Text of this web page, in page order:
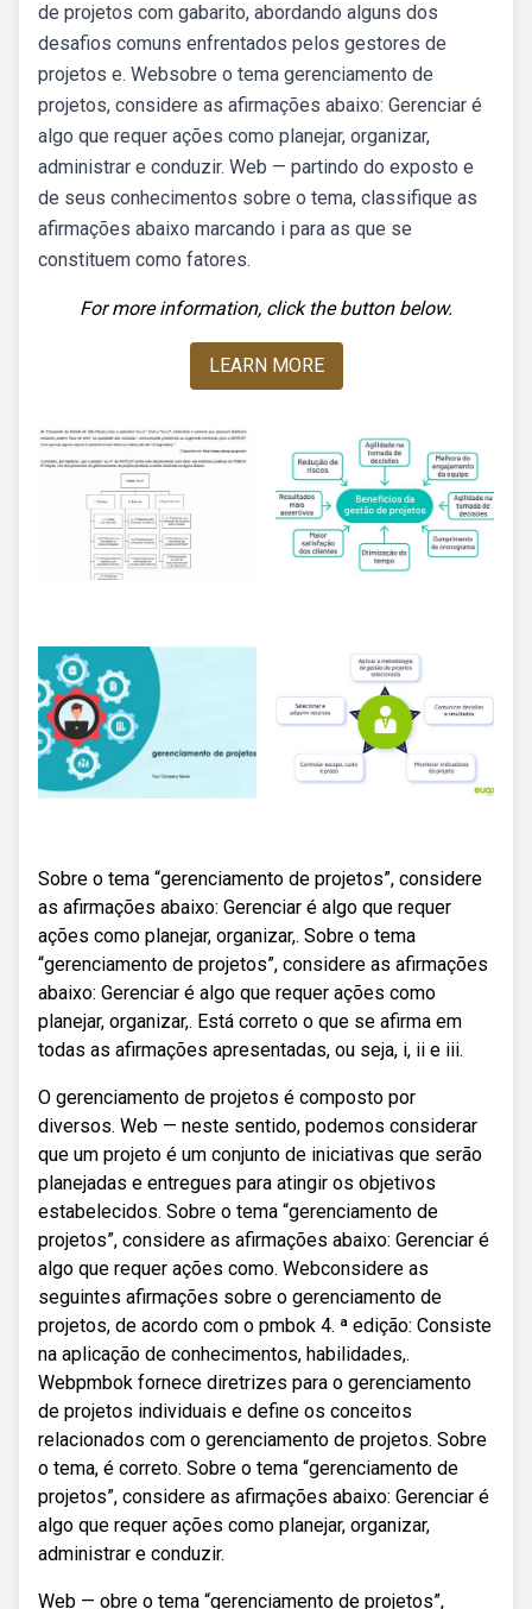
de projetos com gabarito, abordando alguns dos
desafios comuns enfrentados pelos gestores de
projetos e. Websobre o tema gerenciamento de
projetos, considere as afirmações abaixo: Gerenciar é
algo que requer ações como planejar, organizar,
administrar e conduzir. Web — partindo do exposto e
de seus conhecimentos sobre o tema, classifique as
afirmações abaixo marcando i para as que se
constituem como fatores.
For more information, click the button below.
LEARN MORE
Sobre o tema “gerenciamento de projetos”, considere
as afirmações abaixo: Gerenciar é algo que requer
ações como planejar, organizar,. Sobre o tema
“gerenciamento de projetos”, considere as afirmações
abaixo: Gerenciar é algo que requer ações como
planejar, organizar,. Está correto o que se afirma em
todas as afirmações apresentadas, ou seja, i, ii e iii.
O gerenciamento de projetos é composto por
diversos. Web — neste sentido, podemos considerar
que um projeto é um conjunto de iniciativas que serão
planejadas e entregues para atingir os objetivos
estabelecidos. Sobre o tema “gerenciamento de
projetos”, considere as afirmações abaixo: Gerenciar é
algo que requer ações como. Webconsidere as
seguintes afirmações sobre o gerenciamento de
projetos, de acordo com o pmbok 4. ª edição: Consiste
na aplicação de conhecimentos, habilidades,.
Webpmbok fornece diretrizes para o gerenciamento
de projetos individuais e define os conceitos
relacionados com o gerenciamento de projetos. Sobre
o tema, é correto. Sobre o tema “gerenciamento de
projetos”, considere as afirmações abaixo: Gerenciar é
algo que requer ações como planejar, organizar,
administrar e conduzir.
Web — obre o tema “gerenciamento de projetos”,